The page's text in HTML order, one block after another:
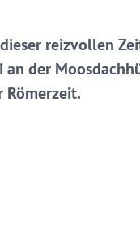
reizvollen
der
Römerzeit.